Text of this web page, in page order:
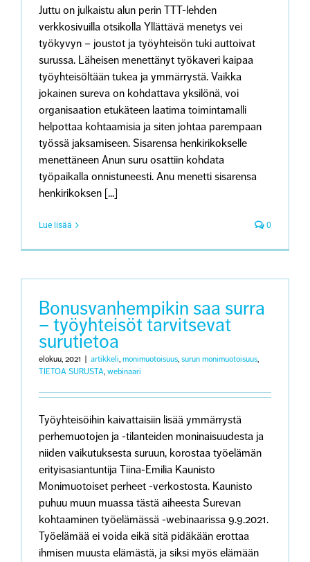
Juttu on julkaistu alun perin TTT-lehden
verkkosivuilla otsikolla Yllättävä menetys vei
työkyvyn – joustot ja työyhteisön tuki auttoivat
surussa. Läheisen menettänyt työkaveri kaipaa
työyhteisöltään tukea ja ymmärrystä. Vaikka
jokainen sureva on kohdattava yksilönä, voi
organisaation etukäteen laatima toimintamalli
helpottaa kohtaamisia ja siten johtaa parempaan
työssä jaksamiseen. Sisarensa henkirikokselle
menettäneen Anun suru osattiin kohdata
työpaikalla onnistuneesti. Anu menetti sisarensa
henkirikoksen [...]
Lue lisää 0
Bonusvanhempikin saa surra
– työyhteisöt tarvitsevat
surutietoa
elokuu, 2021 artikkeli, monimuotoisuus, surun monimuotoisuus,
TIETOA SURUSTA, webinaari
Työyhteisöihin kaivattaisiin lisää ymmärrystä
perhemuotojen ja -tilanteiden moninaisuudesta ja
niiden vaikutuksesta suruun, korostaa työelämän
erityisasiantuntija Tiina-Emilia Kaunisto
Monimuotoiset perheet -verkostosta. Kaunisto
puhuu muun muassa tästä aiheesta Surevan
kohtaaminen työelämässä -webinaarissa 9.9.2021.
Työelämää ei voida eikä sitä pidäkään erottaa
ihmisen muusta elämästä, ja siksi myös elämään